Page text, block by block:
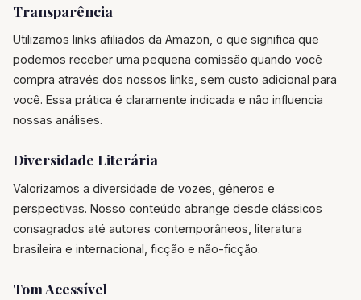
Transparência
Utilizamos links afiliados da Amazon, o que significa que
podemos receber uma pequena comissão quando você
compra através dos nossos links, sem custo adicional para
você. Essa prática é claramente indicada e não influencia
nossas análises.
Diversidade Literária
Valorizamos a diversidade de vozes, gêneros e
perspectivas. Nosso conteúdo abrange desde clássicos
consagrados até autores contemporâneos, literatura
brasileira e internacional, ficção e não-ficção.
Tom Acessível